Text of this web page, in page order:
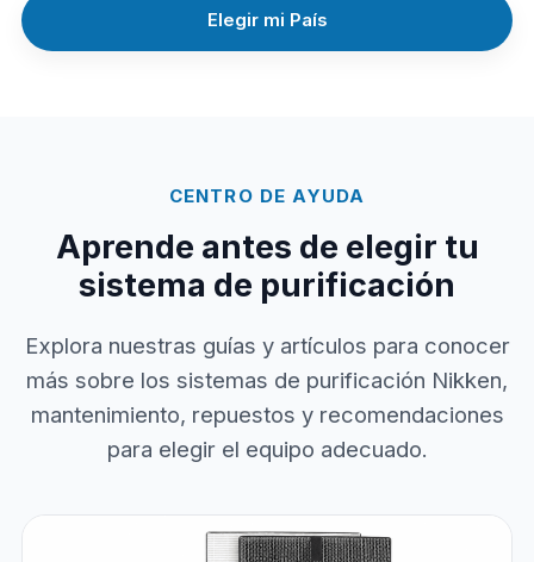
Elegir mi País
CENTRO DE AYUDA
Aprende antes de elegir tu
sistema de purificación
Explora nuestras guías y artículos para conocer
más sobre los sistemas de purificación Nikken,
mantenimiento, repuestos y recomendaciones
para elegir el equipo adecuado.